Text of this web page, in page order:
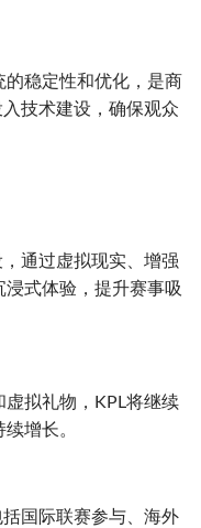
稳定性和优化，是商
技术建设，确保观众
通过虚拟现实、增强
式体验，提升赛事吸
拟礼物，KPL将继续
增长。
国际联赛参与、海外